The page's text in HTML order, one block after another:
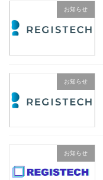
お知らせ
お知らせ
お知らせ